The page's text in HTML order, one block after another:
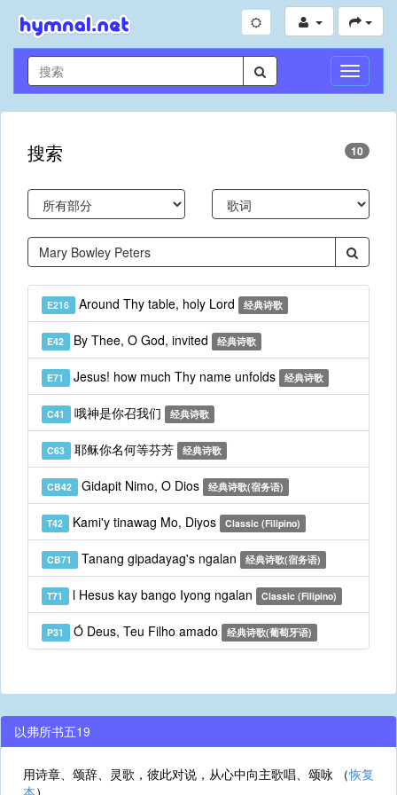
切
换
导
搜索 10
E216 Around Thy table, holy Lord 经典诗歌
E42 By Thee, O God, invited 经典诗歌
E71 Jesus! how much Thy name unfolds 经典诗歌
C41 哦神是你召我们 经典诗歌
C63 耶稣你名何等芬芳 经典诗歌
CB42 Gidapit Nimo, O Dios 经典诗歌(宿务语)
T42 Kami'y tinawag Mo, Diyos Classic (Filipino)
CB71 Tanang gipadayag's ngalan 经典诗歌(宿务语)
T71 l Hesus kay bango Iyong ngalan Classic (Filipino)
P31 Ó Deus, Teu Filho amado 经典诗歌(葡萄牙语)
以弗所书五19
用诗章、颂辞、灵歌，彼此对说，从心中向主歌唱、颂咏 （恢复
本）